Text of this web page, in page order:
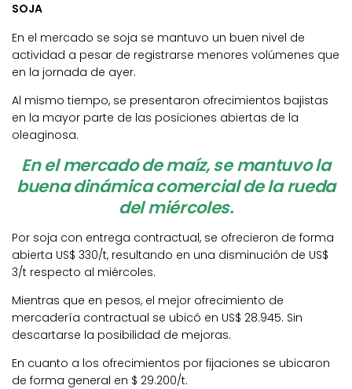
SOJA
En el mercado se soja se mantuvo un buen nivel de
actividad a pesar de registrarse menores volúmenes que
en la jornada de ayer.
Al mismo tiempo, se presentaron ofrecimientos bajistas
en la mayor parte de las posiciones abiertas de la
oleaginosa.
En el mercado de maíz, se mantuvo la
buena dinámica comercial de la rueda
del miércoles.
Por soja con entrega contractual, se ofrecieron de forma
abierta US$ 330/t, resultando en una disminución de US$
3/t respecto al miércoles.
Mientras que en pesos, el mejor ofrecimiento de
mercadería contractual se ubicó en US$ 28.945. Sin
descartarse la posibilidad de mejoras.
En cuanto a los ofrecimientos por fijaciones se ubicaron
de forma general en $ 29.200/t.